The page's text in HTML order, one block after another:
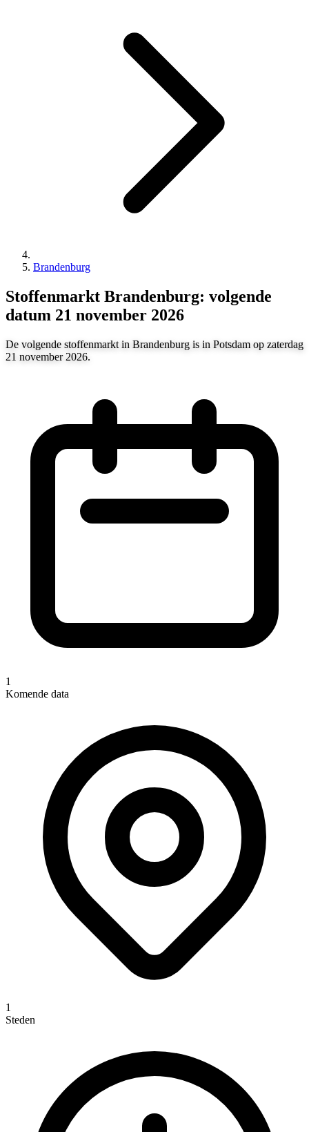
Brandenburg
Stoffenmarkt Brandenburg: volgende
datum 21 november 2026
De volgende stoffenmarkt in Brandenburg is in Potsdam op zaterdag
21 november 2026.
1
Komende data
1
Steden